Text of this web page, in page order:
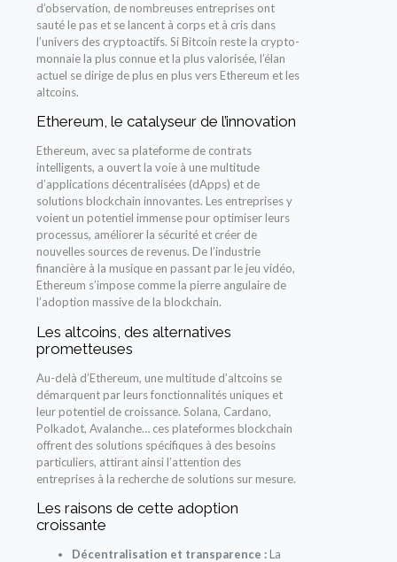
d’observation, de nombreuses entreprises ont
sauté le pas et se lancent à corps et à cris dans
l’univers des cryptoactifs. Si Bitcoin reste la crypto-
monnaie la plus connue et la plus valorisée, l’élan
actuel se dirige de plus en plus vers Ethereum et les
altcoins.
Ethereum, le catalyseur de l’innovation
Ethereum, avec sa plateforme de contrats
intelligents, a ouvert la voie à une multitude
d’applications décentralisées (dApps) et de
solutions blockchain innovantes. Les entreprises y
voient un potentiel immense pour optimiser leurs
processus, améliorer la sécurité et créer de
nouvelles sources de revenus. De l’industrie
financière à la musique en passant par le jeu vidéo,
Ethereum s’impose comme la pierre angulaire de
l’adoption massive de la blockchain.
Les altcoins, des alternatives
prometteuses
Au-delà d’Ethereum, une multitude d’altcoins se
démarquent par leurs fonctionnalités uniques et
leur potentiel de croissance. Solana, Cardano,
Polkadot, Avalanche… ces plateformes blockchain
offrent des solutions spécifiques à des besoins
particuliers, attirant ainsi l’attention des
entreprises à la recherche de solutions sur mesure.
Les raisons de cette adoption
croissante
Décentralisation et transparence :La